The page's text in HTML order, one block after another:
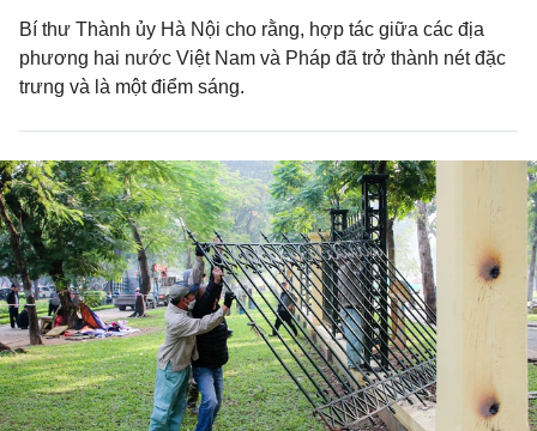
Bí thư Thành ủy Hà Nội cho rằng, hợp tác giữa các địa
phương hai nước Việt Nam và Pháp đã trở thành nét đặc
trưng và là một điểm sáng.